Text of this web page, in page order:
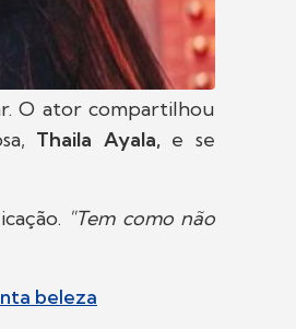
O ator compartilhou
Thaila Ayala,e se
"Tem como não
beleza